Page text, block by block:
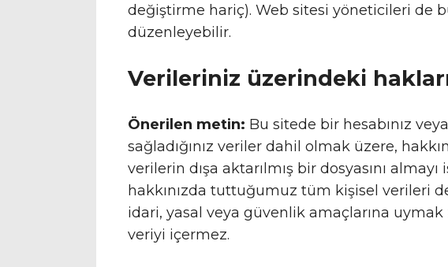
değiştirme hariç). Web sitesi yöneticileri de
düzenleyebilir.
Verileriniz üzerindeki
Önerilen metin: Bu sitede bir hesabınız
sağladığınız veriler dahil olmak üzere,
verilerin dışa aktarılmış bir dosyasını
hakkınızda tuttuğumuz tüm kişisel verileri
idari, yasal veya güvenlik amaçlarına
veriyi içermez.